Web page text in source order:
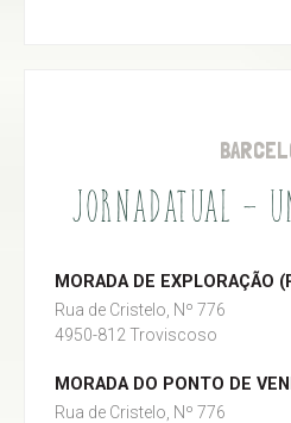
JORNADATUAL -
MORADA DE EXPLORAÇÃO
Rua de Cristelo, Nº 776
4950-812 Troviscoso
MORADA DO PONTO DE
Rua de Cristelo, Nº 776